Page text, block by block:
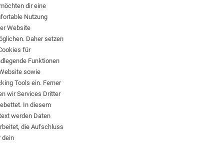
News
SCHWARTZ
KOMMERZ
Hirntot shoppen
dir eine
Nutzung
Website
Daher setzen
für
Funktionen
sowie
Tools ein. Ferner
wir Services Dritter
In diesem
werden Daten
die Aufschluss
dein